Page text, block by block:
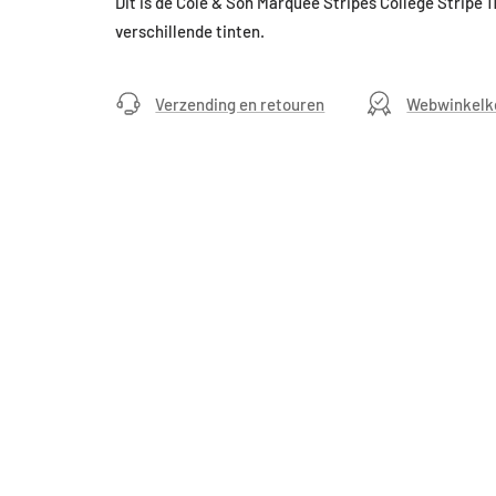
verschillende tinten.
Verzending en retouren